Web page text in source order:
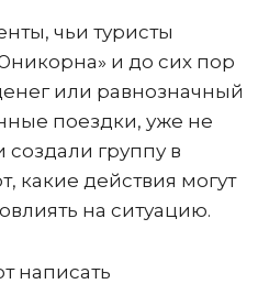
чьи туристы
и до сих пор
или равнозначный
поездки, уже не
группу в
какие действия могут
на ситуацию.
написать